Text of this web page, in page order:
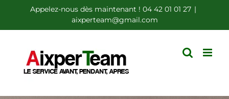
au
contenu
Appelez-nous dès maintenant ! 04 42 01 01 27 |
aixperteam@gmail.com